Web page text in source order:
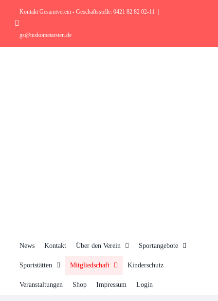
springen
Kontakt Gesamtverein - Geschäftsstelle: 0421 82 82 02-11
gs@tuskometarsten.de
News Kontakt Über den Verein Sportangebote
Sportstätten Mitgliedschaft Kinderschutz
Veranstaltungen Shop Impressum Login